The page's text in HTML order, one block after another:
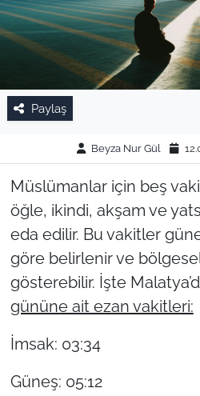
Paylaş
Beyza Nur Gül
Müslümanlar için beş
öğle, ikindi, akşam ve
eda edilir. Bu vakitler
göre belirlenir ve
gösterebilir. İşte
gününe ait ezan vakitleri:
İmsak: 03:34
Güneş: 05:12